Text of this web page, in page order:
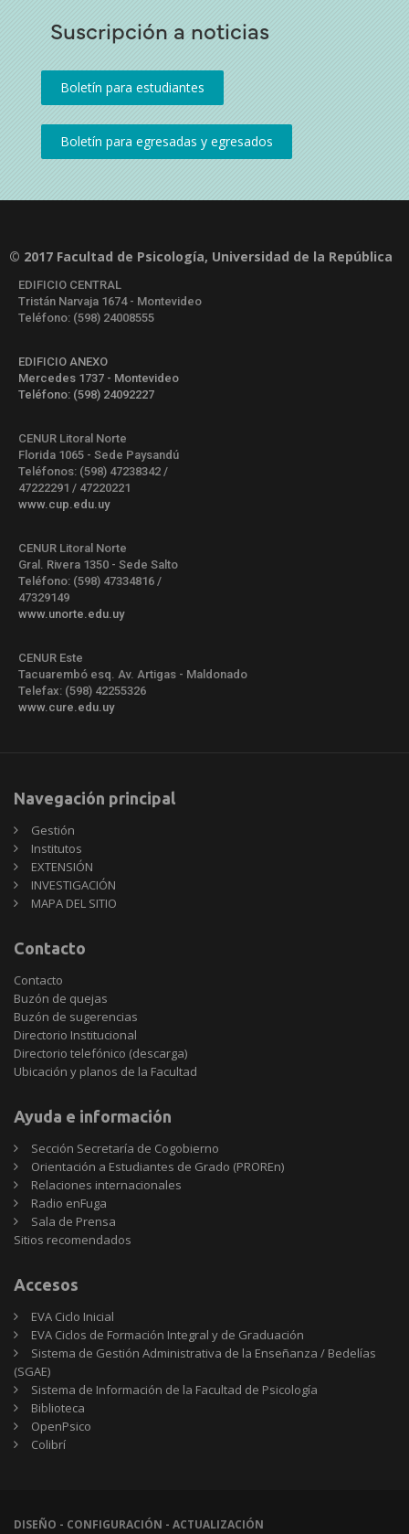
Suscripción a noticias
© 2017 Facultad de Psicología, Universidad de la República
EDIFICIO CENTRAL
Tristán Narvaja 1674 - Montevideo
Teléfono: (598) 24008555
EDIFICIO ANEXO
Mercedes 1737 - Montevideo
Teléfono: (598) 24092227
CENUR Litoral Norte
Florida 1065 - Sede Paysandú
Teléfonos: (598) 47238342 /
47222291 / 47220221
www.cup.edu.uy
CENUR Litoral Norte
Gral. Rivera 1350 - Sede Salto
Teléfono: (598) 47334816 /
47329149
www.unorte.edu.uy
CENUR Este
Tacuarembó esq. Av. Artigas - Maldonado
Telefax: (598) 42255326
www.cure.edu.uy
Navegación principal
Gestión
Institutos
EXTENSIÓN
INVESTIGACIÓN
MAPA DEL SITIO
Contacto
Contacto
Buzón de quejas
Buzón de sugerencias
Directorio Institucional
Directorio telefónico (descarga)
Ubicación y planos de la Facultad
Ayuda e información
Sección Secretaría de Cogobierno
Orientación a Estudiantes de Grado (PROREn)
Relaciones internacionales
Radio enFuga
Sala de Prensa
Sitios
Sitios recomendados
Accesos
EVA Ciclo Inicial
EVA Ciclos de Formación Integral y de Graduación
Sistema de Gestión Administrativa de la Enseñanza / Bedelías
(SGAE)
Sistema de Información de la Facultad de Psicología
Biblioteca
OpenPsico
Colibrí
DISEÑO - CONFIGURACIÓN - ACTUALIZACIÓN